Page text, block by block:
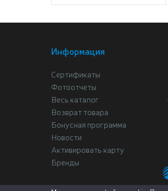
Информация
Сертификаты
Фотоотчеты
Весь каталог
Возврат товара
Бонусная программа
Новости
Активировать карту
Бренды